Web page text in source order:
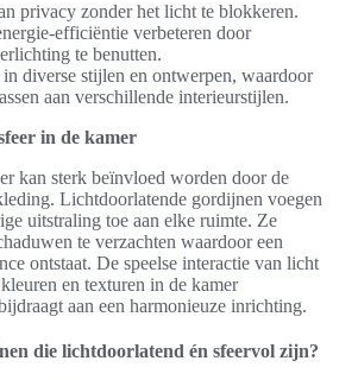
privacy zonder het licht te blokkeren.
efficiëntie verbeteren door
te benutten.
diverse stijlen en ontwerpen, waardoor
aan verschillende interieurstijlen.
in de kamer
kan sterk beïnvloed worden door de
Lichtdoorlatende gordijnen voegen
uitstraling toe aan elke ruimte. Ze
te verzachten waardoor een
ontstaat. De speelse interactie van licht
en texturen in de kamer
aan een harmonieuze inrichting.
die lichtdoorlatend én sfeervol zijn?